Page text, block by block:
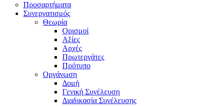
Προσαρτήματα
Συνεργατισμός
Θεωρία
Ορισμοί
Αξίες
Αρχές
Πρωτεργάτες
Πρότυπο
Οργάνωση
Δομή
Γενική Συνέλευση
Διαδικασία Συνέλευσης